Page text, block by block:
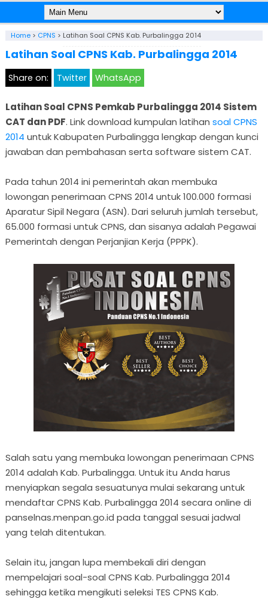
Home> CPNS > Latihan Soal CPNS Kab. Purbalingga 2014
Latihan Soal CPNS Kab. Purbalingga 2014
Share on: Twitter WhatsApp
Latihan Soal CPNS Pemkab Purbalingga 2014 Sistem
CAT dan PDF. Link download kumpulan latihan soal CPNS
2014 untuk Kabupaten Purbalingga lengkap dengan kunci
jawaban dan pembahasan serta software sistem CAT.
Pada tahun 2014 ini pemerintah akan membuka
lowongan penerimaan CPNS 2014 untuk 100.000 formasi
Aparatur Sipil Negara (ASN). Dari seluruh jumlah tersebut,
65.000 formasi untuk CPNS, dan sisanya adalah Pegawai
Pemerintah dengan Perjanjian Kerja (PPPK).
Salah satu yang membuka lowongan penerimaan CPNS
2014 adalah Kab. Purbalingga. Untuk itu Anda harus
menyiapkan segala sesuatunya mulai sekarang untuk
mendaftar CPNS Kab. Purbalingga 2014 secara online di
panselnas.menpan.go.id pada tanggal sesuai jadwal
yang telah ditentukan.
Selain itu, jangan lupa membekali diri dengan
mempelajari soal-soal CPNS Kab. Purbalingga 2014
sehingga ketika mengikuti seleksi TES CPNS Kab.